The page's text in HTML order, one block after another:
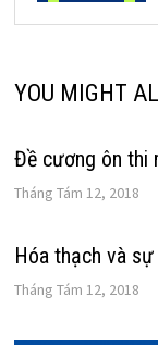
YOU MIGHT
Đề cương ôn thi
Tháng Tám 12, 2018
Hóa thạch và
Tháng Tám 12, 2018